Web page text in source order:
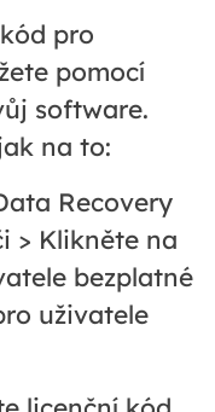
pro
pomocí
software.
na to:
Recovery
> Klikněte na
bezplatné
uživatele